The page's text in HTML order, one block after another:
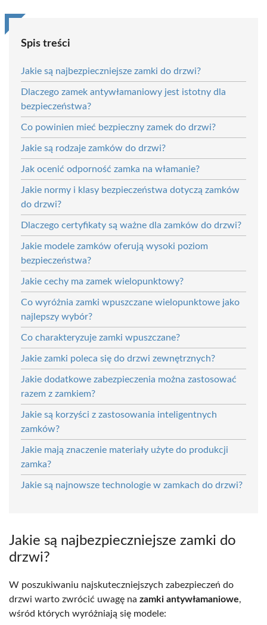
Spis treści
Jakie są najbezpieczniejsze zamki do drzwi?
Dlaczego zamek antywłamaniowy jest istotny dla
bezpieczeństwa?
Co powinien mieć bezpieczny zamek do drzwi?
Jakie są rodzaje zamków do drzwi?
Jak ocenić odporność zamka na włamanie?
Jakie normy i klasy bezpieczeństwa dotyczą zamków
do drzwi?
Dlaczego certyfikaty są ważne dla zamków do drzwi?
Jakie modele zamków oferują wysoki poziom
bezpieczeństwa?
Jakie cechy ma zamek wielopunktowy?
Co wyróżnia zamki wpuszczane wielopunktowe jako
najlepszy wybór?
Co charakteryzuje zamki wpuszczane?
Jakie zamki poleca się do drzwi zewnętrznych?
Jakie dodatkowe zabezpieczenia można zastosować
razem z zamkiem?
Jakie są korzyści z zastosowania inteligentnych
zamków?
Jakie mają znaczenie materiały użyte do produkcji
zamka?
Jakie są najnowsze technologie w zamkach do drzwi?
Jakie są najbezpieczniejsze zamki do
drzwi?
W poszukiwaniu najskuteczniejszych zabezpieczeń do
drzwi warto zwrócić uwagę na zamki antywłamaniowe,
wśród których wyróżniają się modele: